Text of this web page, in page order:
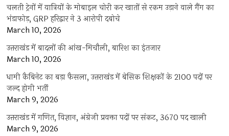
चलती ट्रेनों में यात्रियों के मोबाइल चोरी कर खातों से रकम उड़ाने वाले गैंग का
भंडाफोड़, GRP हरिद्वार ने 3 आरोपी दबोचे
March 10, 2026
उत्तराखंड में बादलों की आंख-मिचौली, बारिश का इंतजार
March 10, 2026
धामी कैबिनेट का बड़ा फैसला, उत्तराखंड में बेसिक शिक्षकों के 2100 पदों पर
जल्द होगी भर्ती
March 9, 2026
उत्तराखंड में गणित, विज्ञान, अंग्रेजी प्रवक्ता पदों पर संकट, 3670 पद खाली
March 9, 2026